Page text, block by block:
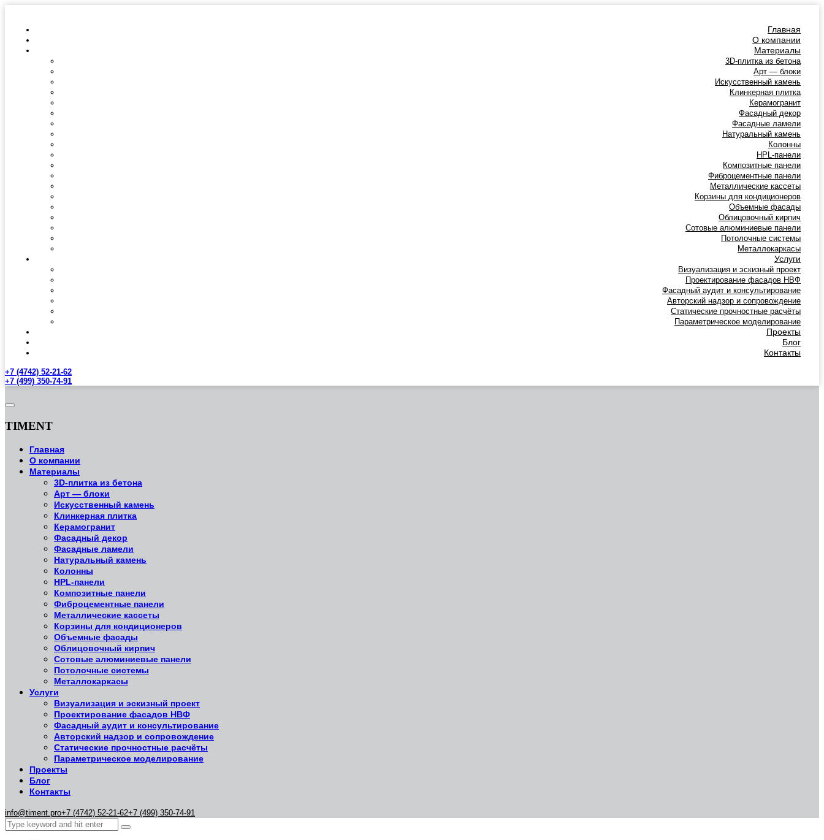
Главная
О компании
Материалы
3D-плитка из бетона
Арт — блоки
Искусственный камень
Клинкерная плитка
Керамогранит
Фасадный декор
Фасадные ламели
Натуральный камень
Колонны
HPL-панели
Композитные панели
Фиброцементные панели
Металлические кассеты
Корзины для кондиционеров
Объемные фасады
Облицовочный кирпич
Сотовые алюминиевые панели
Потолочные системы
Металлокаркасы
Услуги
Визуализация и эскизный проект
Проектирование фасадов НВФ
Фасадный аудит и консультирование
Авторский надзор и сопровождение
Статические прочностные расчёты
Параметрическое моделирование
Проекты
Блог
Контакты
+7 (4742) 52-21-62
+7 (499) 350-74-91
TIMENT
Главная
О компании
Материалы
3D-плитка из бетона
Арт — блоки
Искусственный камень
Клинкерная плитка
Керамогранит
Фасадный декор
Фасадные ламели
Натуральный камень
Колонны
HPL-панели
Композитные панели
Фиброцементные панели
Металлические кассеты
Корзины для кондиционеров
Объемные фасады
Облицовочный кирпич
Сотовые алюминиевые панели
Потолочные системы
Металлокаркасы
Услуги
Визуализация и эскизный проект
Проектирование фасадов НВФ
Фасадный аудит и консультирование
Авторский надзор и сопровождение
Статические прочностные расчёты
Параметрическое моделирование
Проекты
Блог
Контакты
info@timent.pro+7 (4742) 52-21-62+7 (499) 350-74-91